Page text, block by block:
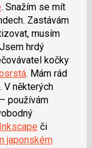
. Snažím se mít
Zastávám
musím
hrdý
kočky
. Mám rád
V některých
používám
Inkscapeči
japonském